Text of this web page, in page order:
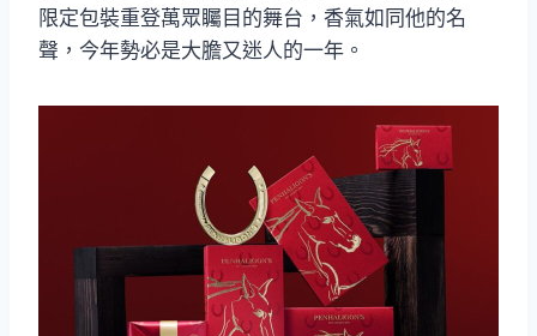
限定包裝重登萬眾矚目的舞台，香氣如同他的名
聲，今年勢必是大膽又迷人的一年。